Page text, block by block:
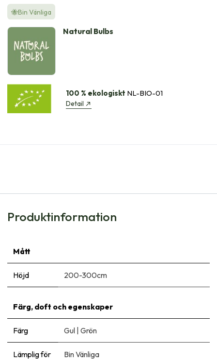
🐝Bin Vänliga
Natural Bulbs
100 % ekologiskt NL-BIO-01
Detail
Produktinformation
Mått
Höjd 200-300cm
Färg, doft och egenskaper
Färg Gul | Grön
Lämplig för Bin Vänliga